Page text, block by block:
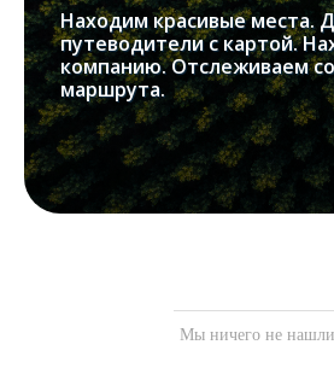
Находим красивые места.
путеводители с картой.
компанию. Отслеживаем
маршрута.
Мы ничего не